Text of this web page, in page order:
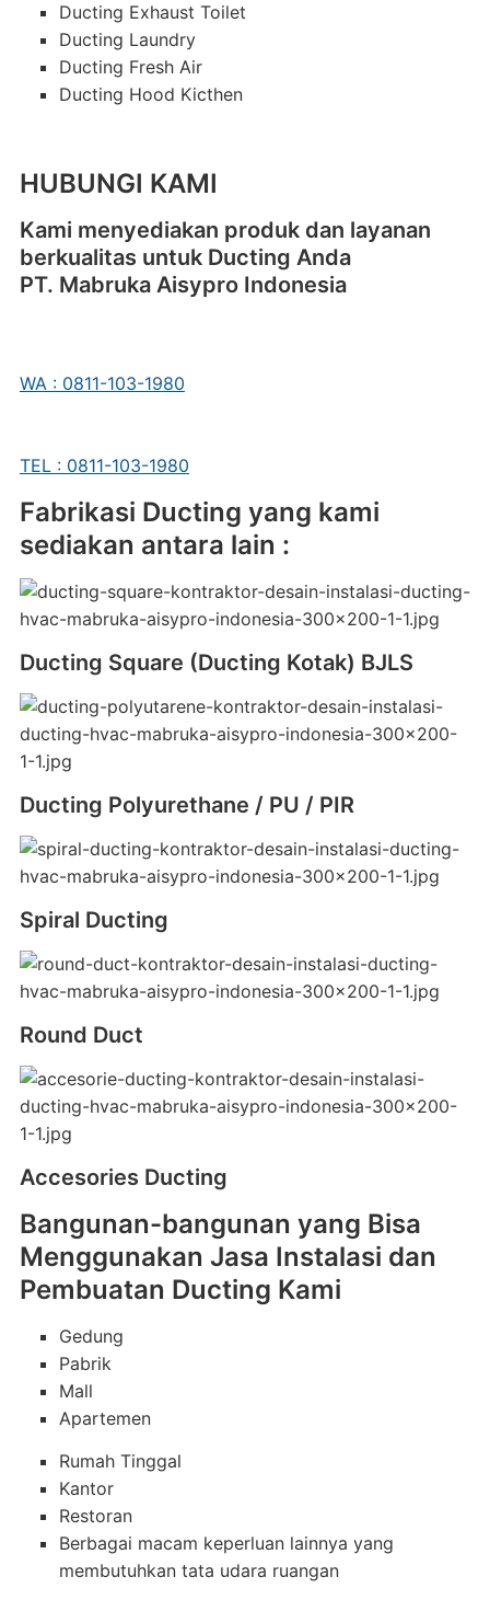
Ducting Exhaust Toilet
Ducting Laundry
Ducting Fresh Air
Ducting Hood Kicthen
HUBUNGI KAMI
Kami menyediakan produk dan layanan
berkualitas untuk Ducting Anda
PT. Mabruka Aisypro Indonesia
WA : 0811-103-1980
TEL : 0811-103-1980
Fabrikasi Ducting yang kami
sediakan antara lain :
Ducting Square (Ducting Kotak) BJLS
Ducting Polyurethane / PU / PIR
Spiral Ducting
Round Duct
Accesories Ducting
Bangunan-bangunan yang Bisa
Menggunakan Jasa Instalasi dan
Pembuatan Ducting Kami
Gedung
Pabrik
Mall
Apartemen
Rumah Tinggal
Kantor
Restoran
Berbagai macam keperluan lainnya yang
membutuhkan tata udara ruangan